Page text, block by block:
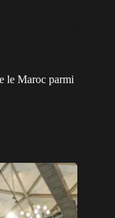
le Maroc parmi